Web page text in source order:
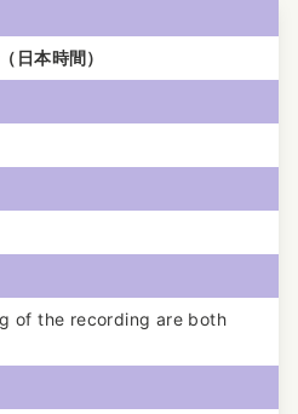
本時間）
of the recording are both